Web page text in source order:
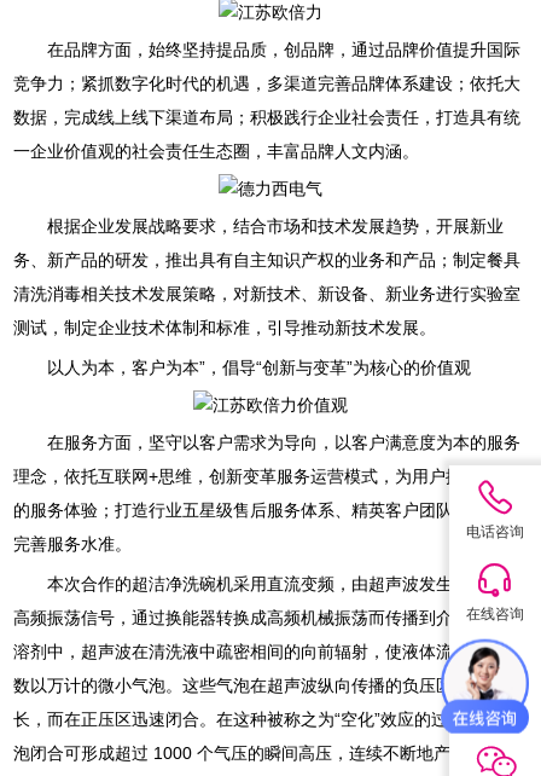
在品牌方面，始终坚持提品质，创品牌，通过品牌价值提升国际
竞争力；紧抓数字化时代的机遇，多渠道完善品牌体系建设；依托大
数据，完成线上线下渠道布局；积极践行企业社会责任，打造具有统
一企业价值观的社会责任生态圈，丰富品牌人文内涵。
根据企业发展战略要求，结合市场和技术发展趋势，开展新业
务、新产品的研发，推出具有自主知识产权的业务和产品；制定餐具
清洗消毒相关技术发展策略，对新技术、新设备、新业务进行实验室
测试，制定企业技术体制和标准，引导推动新技术发展。
以人为本，客户为本”，倡导“创新与变革”为核心的价值观
在服务方面，坚守以客户需求为导向，以客户满意度为本的服务
理念，依托互联网+思维，创新变革服务运营模式，为用户提供全新
的服务体验；打造行业五星级售后服务体系、精英客户团队，并不断
完善服务水准。
本次合作的超洁净洗碗机采用直流变频，由超声波发生器发出的
高频振荡信号，通过换能器转换成高频机械振荡而传播到介质 -- 清洗
溶剂中，超声波在清洗液中疏密相间的向前辐射，使液体流动而产生
数以万计的微小气泡。这些气泡在超声波纵向传播的负压区形成、生
长，而在正压区迅速闭合。在这种被称之为“空化”效应的过程中，气
泡闭合可形成超过 1000 个气压的瞬间高压，连续不断地产生瞬间高
电话咨询
在线咨询
QQ咨询